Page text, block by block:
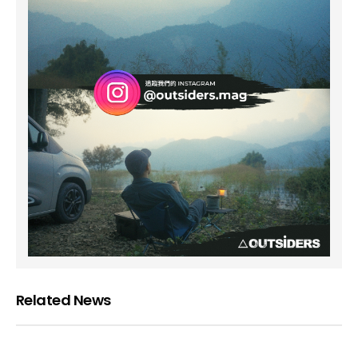
Related News